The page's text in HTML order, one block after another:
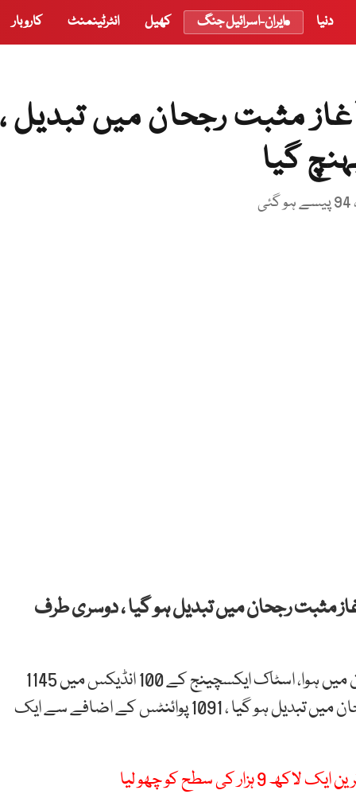
دنیا ایران-اسرائیل جنگ کھیل انٹرٹینمنٹ کاروبار
مثبت رجحان میں تبدیل
گیا
مثبت رجحان میں تبدیل ہو گیا ، دوسری طرف
کاروباری ہفتے کے پہلے ہی روز کاروبار کا آغاز منفی زون میں ہوا، اسٹاک ایکسچینج کے 100 انڈیکس میں 1145
پوائنٹس کمی ہوئی تاہم تھوڑی دیر بعد کاروبار مثبت رجحان میں تبدیل ہو گیا ، 1091 پوائنٹس کے اضافے سے ایک
کی سطح کو چھو لیا